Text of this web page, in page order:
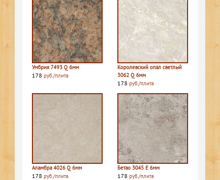
Умбрия 7493 Q 6мм
178 руб./плита
Королевский опал светлый
3062 Q 6мм
178 руб./плита
Аламбра 4026 Q 6мм
178 руб./плита
Бетао 3045 E 6мм
178 руб./плита